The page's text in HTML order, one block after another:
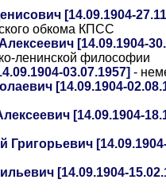
[14.09.1904-
обкома КПСС
[14.09.1904-
ленинской философии
03.07.1957] -
[14.09.1904-
[14.09.1904-
[14.09.1904-